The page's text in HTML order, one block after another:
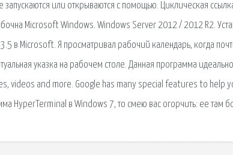
или открываются с помощью. Циклическая
Microsoft Windows. Windows Server 2012 / 2012 R2.
в Microsoft. Я просматривал рабочий календарь, когда
указка на рабочем столе. Данная программа
videos and more. Google has many special features to help
HyperTerminal в Windows 7, то смею вас огорчить: ее там